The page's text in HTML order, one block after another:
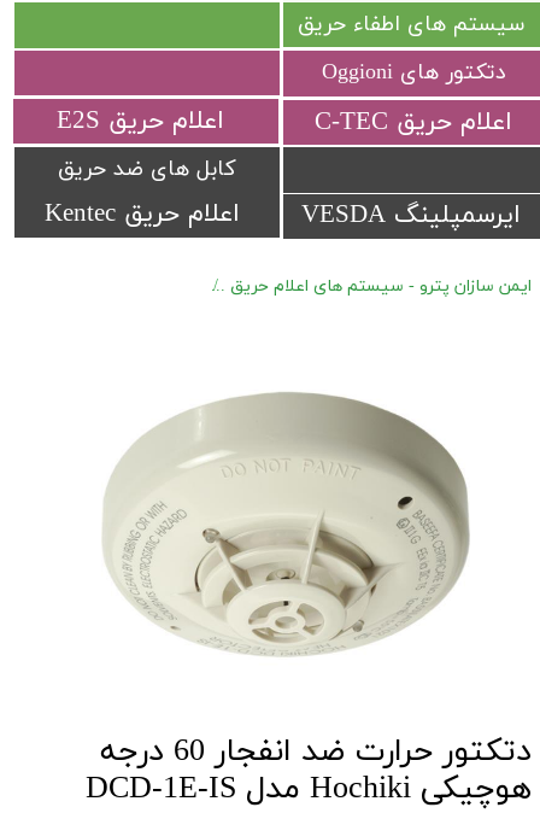
اعلام حریق Kentec
​اعلام حریق C-TEC​​​​​​​ ​اعلام حریق E2S
ایرسمپلینگ VESDA
سیستم های اطفاء حریق
کابل های ضد حریق
دتکتور های Oggioni
ایمن سازان پترو - سیستم های اعلام حریق
دتکتور حرارت ضد انفجار 60 درجه
هوچیکی Hochiki مدل DCD-1E-IS